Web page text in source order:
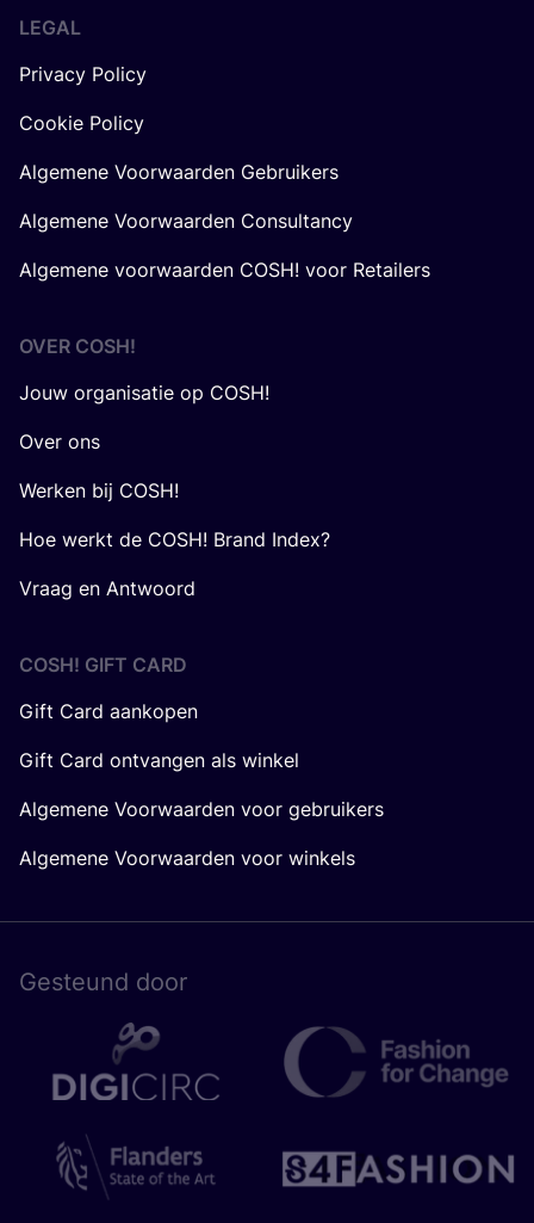
LEGAL
Privacy Policy
Cookie Policy
Algemene Voorwaarden Gebruikers
Algemene Voorwaarden Consultancy
Algemene voorwaarden COSH! voor Retailers
OVER COSH!
Jouw organisatie op COSH!
Over ons
Werken bij COSH!
Hoe werkt de COSH! Brand Index?
Vraag en Antwoord
COSH! GIFT CARD
Gift Card aankopen
Gift Card ontvangen als winkel
Algemene Voorwaarden voor gebruikers
Algemene Voorwaarden voor winkels
Gesteund door